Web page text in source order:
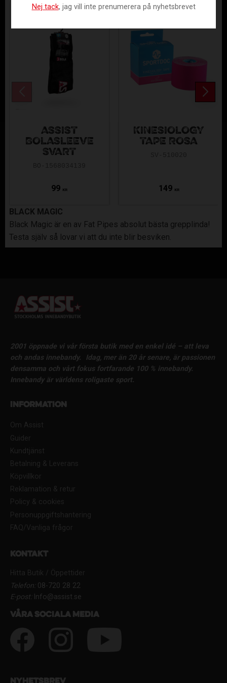
ASSIST
BOLASLEEVE
SVART
99 KR
KINESIOLOGY
TAPE ROSA
149 KR
BLACK MAGIC
Black Magic är en av Fat Pipes absolut bästa grepplinda!
Testa själv så lovar vi att du inte blir besviken.
2001 öppnade vi vår första butik med en enkel idé – att leva
och andas innebandy.
Idag, mer än 20 år senare, är passionen
densamma och vårt fokus fortfarande 100 % innebandy.
Innebandy är världens roligaste sport.
Information
Om Assist
Guider
Kundtjänst
Betalning & Leverans
Köpvillkor
Reklamation & retur
Policy & cookies
Personuppgiftshantering
FAQ/Vanliga frågor
Kontakt
Hitta Butik / Öppettider
Telefon:08-720 28 22
E-post:Info@assist.se
Våra sociala media
Nej tack, jag vill inte prenumerera på nyhetsbrevet